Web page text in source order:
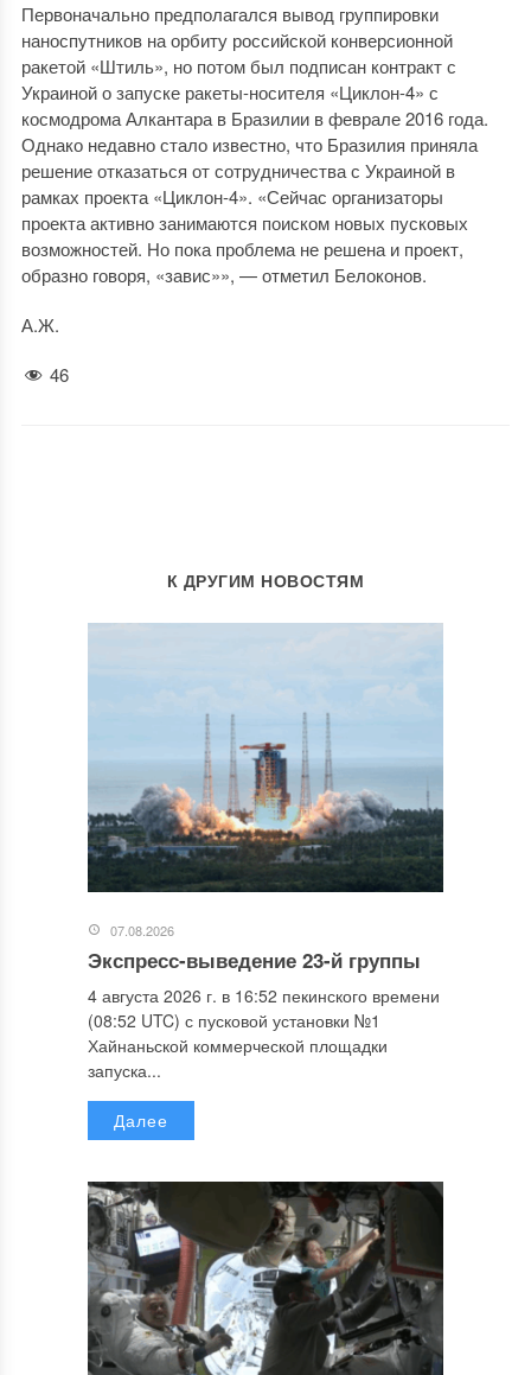
Первоначально предполагался вывод группировки
наноспутников на орбиту российской конверсионной
ракетой «Штиль», но потом был подписан контракт с
Украиной о запуске ракеты-носителя «Циклон-4» с
космодрома Алкантара в Бразилии в феврале 2016 года.
Однако недавно стало известно, что Бразилия приняла
решение отказаться от сотрудничества с Украиной в
рамках проекта «Циклон-4». «Сейчас организаторы
проекта активно занимаются поиском новых пусковых
возможностей. Но пока проблема не решена и проект,
образно говоря, «завис»», — отметил Белоконов.
А.Ж.
46
К ДРУГИМ НОВОСТЯМ
07.08.2026
Экспресс-выведение 23-й группы
4 августа 2026 г. в 16:52 пекинского времени
(08:52 UTC) с пусковой установки №1
Хайнаньской коммерческой площадки
запуска...
Далее